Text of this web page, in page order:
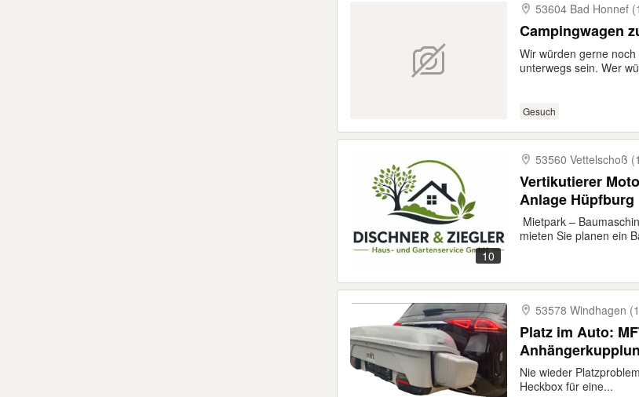
53604 Bad Honnef
Campingwagen
Wir würden gerne
unterwegs sein. Wer
Gesuch
10
53560 Vettelschoß
Vertikutierer
Anlage Hüpfburg
Mietpark –
mieten Sie planen ein
53578 Windhagen
Platz im Auto:
Nie wieder
Heckbox für eine...